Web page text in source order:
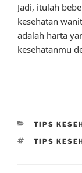
Jadi, itulah
kesehatan
adalah harta
kesehatanmu
TIPS
TAGS
TIPS